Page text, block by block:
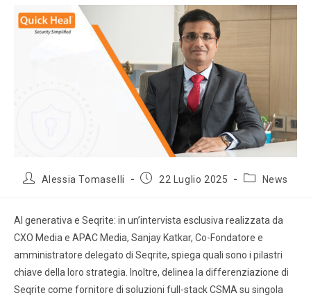
Alessia Tomaselli 22 Luglio 2025 News
AI generativa e Seqrite: in un’intervista esclusiva realizzata da
CXO Media e APAC Media, Sanjay Katkar, Co-Fondatore e
amministratore delegato di Seqrite, spiega quali sono i pilastri
chiave della loro strategia. Inoltre, delinea la differenziazione di
Seqrite come fornitore di soluzioni full-stack CSMA su singola